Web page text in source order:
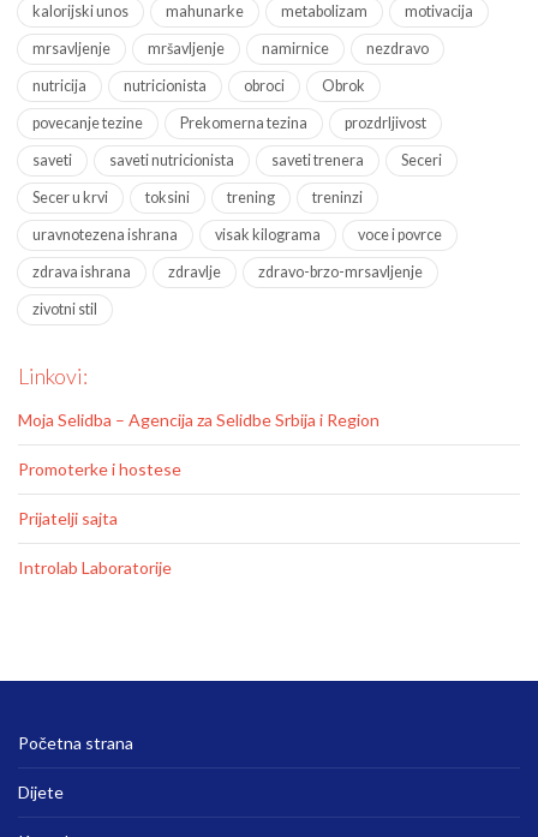
kalorijski unos mahunarke metabolizam motivacija
mrsavljenje mršavljenje namirnice nezdravo
nutricija nutricionista obroci Obrok
povecanje tezine Prekomerna tezina prozdrljivost
saveti saveti nutricionista saveti trenera Seceri
Secer u krvi toksini trening treninzi
uravnotezena ishrana visak kilograma voce i povrce
zdrava ishrana zdravlje zdravo-brzo-mrsavljenje
zivotni stil
Linkovi:
Moja Selidba – Agencija za Selidbe Srbija i Region
Promoterke i hostese
Prijatelji sajta
Introlab Laboratorije
Početna strana
Dijete